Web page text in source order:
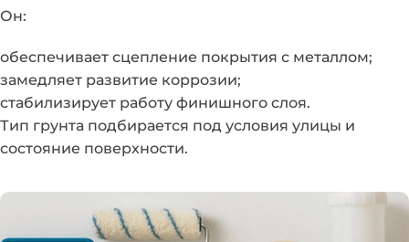
Он:
обеспечивает сцепление покрытия с металлом;
замедляет развитие коррозии;
стабилизирует работу финишного слоя.
Тип грунта подбирается под условия улицы и
состояние поверхности.